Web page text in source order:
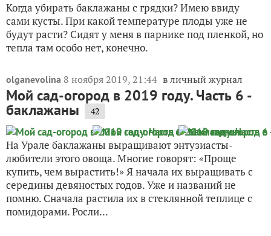
Когда убирать баклажаны с грядки? Имею ввиду
сами кусты. При какой температуре плоды уже не
будут расти? Сидят у меня в парнике под пленкой, но
тепла там особо нет, конечно.
olganevolina 8 ноября 2019, 21:44 в личный журнал
Мой сад-огород в 2019 году. Часть 6 -
баклажаны 42
На Урале баклажаны выращивают энтузиасты-
любители этого овоща. Многие говорят: «Проще
купить, чем вырастить!» Я начала их выращивать с
середины девяностых годов. Уже и названий не
помню. Сначала растила их в стеклянной теплице с
помидорами. Росли...